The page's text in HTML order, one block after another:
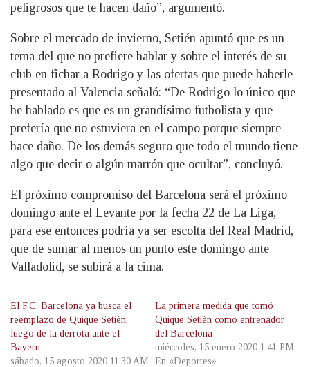
peligrosos que te hacen daño”, argumentó.
Sobre el mercado de invierno, Setién apuntó que es un
tema del que no prefiere hablar y sobre el interés de su
club en fichar a Rodrigo y las ofertas que puede haberle
presentado al Valencia señaló: “De Rodrigo lo único que
he hablado es que es un grandísimo futbolista y que
prefería que no estuviera en el campo porque siempre
hace daño. De los demás seguro que todo el mundo tiene
algo que decir o algún marrón que ocultar”, concluyó.
El próximo compromiso del Barcelona será el próximo
domingo ante el Levante por la fecha 22 de La Liga,
para ese entonces podría ya ser escolta del Real Madrid,
que de sumar al menos un punto este domingo ante
Valladolid, se subirá a la cima.
El F.C. Barcelona ya busca el
reemplazo de Quique Setién,
luego de la derrota ante el
Bayern
sábado, 15 agosto 2020 11:30 AM
La primera medida que tomó
Quique Setién como entrenador
del Barcelona
miércoles, 15 enero 2020 1:41 PM
En «Deportes»